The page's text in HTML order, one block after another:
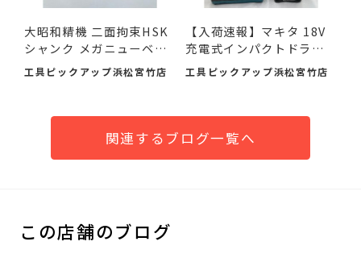
大昭和精機 二面拘束HSK
シャンク メガニューベビ
ー...
工具ピックアップ浜松宮竹店
【入荷速報】マキタ 18V
充電式インパクトドライ
バ...
工具ピックアップ浜松宮竹店
関連するブログ一覧へ
この店舗のブログ